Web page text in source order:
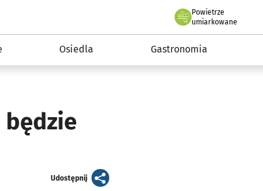
Powietrze
we Wrocławiu
umiarkowane
Osiedla Gastronomia
będzie
Udostępnijartykuł